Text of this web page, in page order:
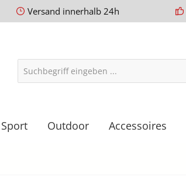
Versand innerhalb 24h
Sport Outdoor Accessoires